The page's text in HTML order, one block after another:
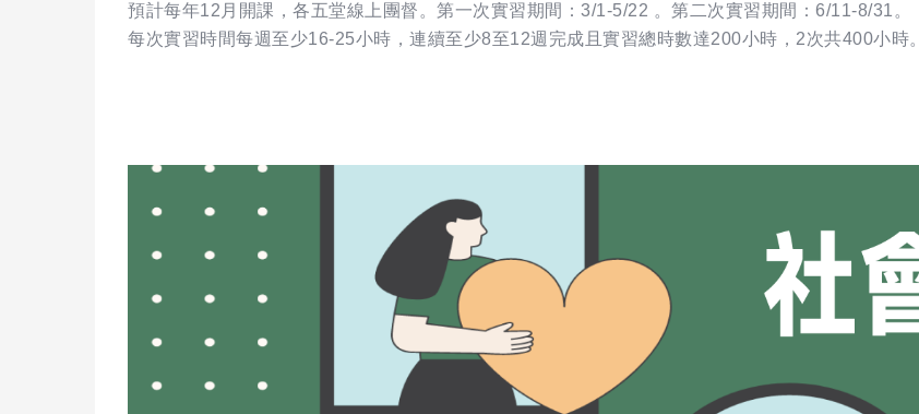
預計每年12月開課，各五堂線上團督。第一次實習期間：3/1-5/22 。第二次實習期間：6/11-8/31。
每次實習時間每週至少16-25小時，連續至少8至12週完成且實習總時數達200小時，2次共400小時。